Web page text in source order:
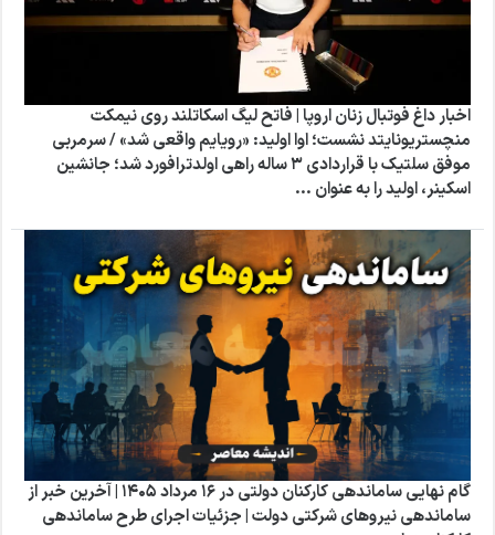
اخبار داغ فوتبال زنان اروپا | فاتح لیگ اسکاتلند روی نیمکت
منچستریونایتد نشست؛ اوا اولید: «رویایم واقعی شد» / سرمربی
موفق سلتیک با قراردادی ۳ ساله راهی اولدترافورد شد؛ جانشین
اسکینر، اولید را به عنوان ...
گام نهایی ساماندهی کارکنان دولتی در 16 مرداد 1405 | آخرین خبر از
ساماندهی نیروهای شرکتی دولت | جزئیات اجرای طرح ساماندهی